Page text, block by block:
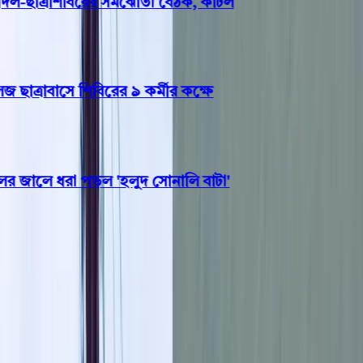
সমঝোতা বৈঠক, কাটল
শিবিরের ৯ কর্মীর কক্ষে
ধরা পড়ল 'হলুদ সোনালি বাটা'
৯ মাত্রার ভূমিকম্পের ঝুঁকিতে
বাংলাদেশ!, ঢাকা নিয়ে বিশেষ
হুঁশিয়ারি